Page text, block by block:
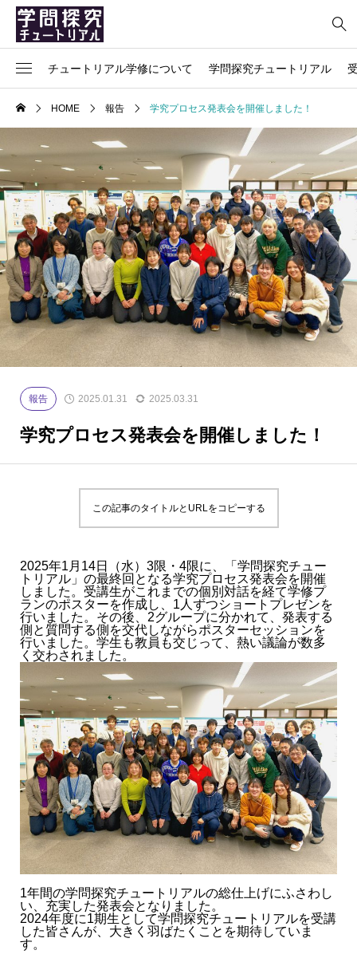
チュートリアル学修について 学問探究チュートリアル
ごあいさつ
概要、導入の背景、目的
チュートリアル学修のプロセス
科目の説明
シラバス
授業関係の連絡
ポートフォリオについて
チュートリアルの本棚
関係リンク集
担当教員からのメッセージ
インタビュー
参加者の声
よくある質問
プライバシーポリシー
お問い合わせ
HOME 報告 学究プロセス発表会を開催しました！
報告 2025.01.31 2025.03.31
学究プロセス発表会を開催しました！
この記事のタイトルとURLをコピーする
2025年1月14日（水）3限・4限に、「学問探究チュー
トリアル」の最終回となる学究プロセス発表会を開催
しました。受講生がこれまでの個別対話を経て学修プ
ランのポスターを作成し、1人ずつショートプレゼンを
行いました。その後、2グループに分かれて、発表する
側と質問する側を交代しながらポスターセッションを
行いました。学生も教員も交じって、熱い議論が数多
く交わされました。
1年間の学問探究チュートリアルの総仕上げにふさわし
い、充実した発表会となりました。
2024年度に1期生として学問探究チュートリアルを受講
した皆さんが、大きく羽ばたくことを期待していま
す。